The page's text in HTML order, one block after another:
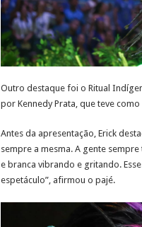
Outro destaque foi o Ritual
por Kennedy Prata, que teve
Antes da apresentação, Erick
sempre a mesma. A gente
e branca vibrando e gritando.
espetáculo”, afirmou o pajé.